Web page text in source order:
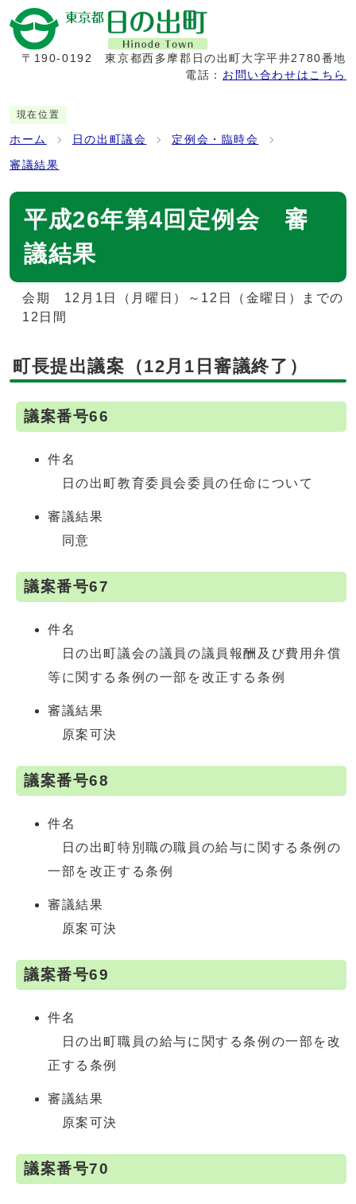
〒190-0192
東京都西多摩郡日の出町大字平井2780番地
電話： お問い合わせはこちら
現在位置
ホーム 日の出町議会 定例会・臨時会
審議結果
平成26年第4回定例会 審
議結果
会期 12月1日（月曜日）～12日（金曜日）までの
12日間
町長提出議案（12月1日審議終了）
議案番号66
件名
日の出町教育委員会委員の任命について
審議結果
同意
議案番号67
件名
日の出町議会の議員の議員報酬及び費用弁償
等に関する条例の一部を改正する条例
審議結果
原案可決
議案番号68
件名
日の出町特別職の職員の給与に関する条例の
一部を改正する条例
審議結果
原案可決
議案番号69
件名
日の出町職員の給与に関する条例の一部を改
正する条例
審議結果
原案可決
議案番号70